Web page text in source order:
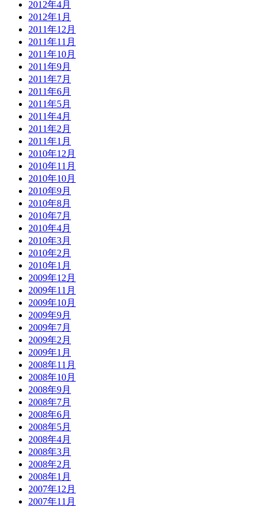
2012年4月
2012年1月
2011年12月
2011年11月
2011年10月
2011年9月
2011年7月
2011年6月
2011年5月
2011年4月
2011年2月
2011年1月
2010年12月
2010年11月
2010年10月
2010年9月
2010年8月
2010年7月
2010年4月
2010年3月
2010年2月
2010年1月
2009年12月
2009年11月
2009年10月
2009年9月
2009年7月
2009年2月
2009年1月
2008年11月
2008年10月
2008年9月
2008年7月
2008年6月
2008年5月
2008年4月
2008年3月
2008年2月
2008年1月
2007年12月
2007年11月